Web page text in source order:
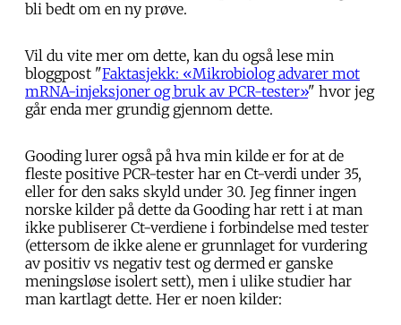
bli bedt om en ny prøve.
Vil du vite mer om dette, kan du også lese min
bloggpost "Faktasjekk: «Mikrobiolog advarer mot
mRNA-injeksjoner og bruk av PCR-tester»" hvor jeg
går enda mer grundig gjennom dette.
Gooding lurer også på hva min kilde er for at de
fleste positive PCR-tester har en Ct-verdi under 35,
eller for den saks skyld under 30. Jeg finner ingen
norske kilder på dette da Gooding har rett i at man
ikke publiserer Ct-verdiene i forbindelse med tester
(ettersom de ikke alene er grunnlaget for vurdering
av positiv vs negativ test og dermed er ganske
meningsløse isolert sett), men i ulike studier har
man kartlagt dette. Her er noen kilder: